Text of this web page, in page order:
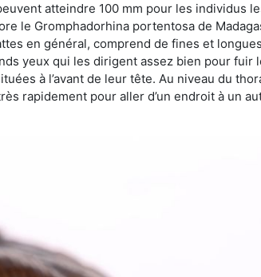
atteindre 100 mm pour les individus
le Gromphadorhina portentosa de
en général, comprend de fines et
yeux qui les dirigent assez bien pour
à l’avant de leur tête. Au niveau du
rapidement pour aller d’un endroit à un